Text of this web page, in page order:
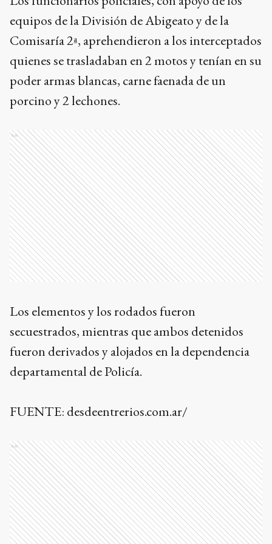
equipos de la División de Abigeato y de la
Comisaría 2ª, aprehendieron a los interceptados
quienes se trasladaban en 2 motos y tenían en su
poder armas blancas, carne faenada de un
porcino y 2 lechones.
Ads
Los elementos y los rodados fueron
secuestrados, mientras que ambos detenidos
fueron derivados y alojados en la dependencia
departamental de Policía.
FUENTE: desdeentrerios.com.ar/
Ads